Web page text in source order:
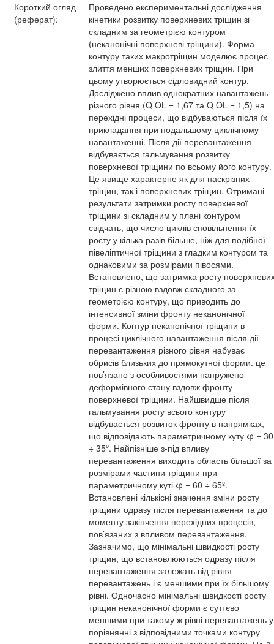
Короткий огляд
(реферат):
Проведено експериментальні дослідження
кінетики розвитку поверхневих тріщин зі
складним за геометрією контуром
(неканонічні поверхневі тріщини). Форма
контуру таких макротріщин моделює процес
злиття менших поверхневих тріщин. При
цьому утворюється сідловидний контур.
Досліджено вплив однократних навантажень
різного рівня (Q OL = 1,67 та Q OL = 1,5) на
перехідні процеси, що відбуваються після їх
прикладання при подальшому циклічному
навантаженні. Після дії перевантаження
відбувається гальмування розвитку
поверхневої тріщини по всьому його контуру.
Це явище характерне як для наскрізних
тріщин, так і поверхневих тріщин. Отримані
результати затримки росту поверхневої
тріщини зі складним у плані контуром
свідчать, що число циклів сповільнення їх
росту у кілька разів більше, ніж для подібної
півеліптичної тріщини з гладким контуром та
однаковими за розмірами півосями.
Встановлено, що затримка росту
тріщин є різною вздовж складного за
геометрією контуру, що приводить до
інтенсивної зміни фронту неканонічної
форми. Контур неканонічної тріщини в
процесі циклічного навантаження після дії
перевантаження різного рівня набуває
обрисів близьких до прямокутної форми. це
пов’язано з особливостями напружено-
деформівного стану вздовж фронту
поверхневої тріщини. Найшвидше після
гальмування росту всього контуру
відбувається розвиток фронту в напрямках,
що відповідають параметричному куту φ = 30
÷ 35º. Найпізніше з-під впливу
перевантаження виходить область більшої за
розмірами частини тріщини при
параметричному куті φ = 60 ÷ 65º.
Встановлені кількісні значення зміни росту
тріщини одразу після перевантаження та до
моменту закінчення перехідних процесів,
пов’язаних з впливом перевантаження.
Зазначимо, що мінімальні швидкості росту
тріщин, що встановлюються одразу після
перевантаження залежать від рівня
перевантажень і є меншими при їх більшому
рівні. Одночасно мінімальні швидкості росту
тріщин неканонічної форми є суттєво
меншими при такому ж рівні перевантажень у
порівнянні з відповідними точками контуру